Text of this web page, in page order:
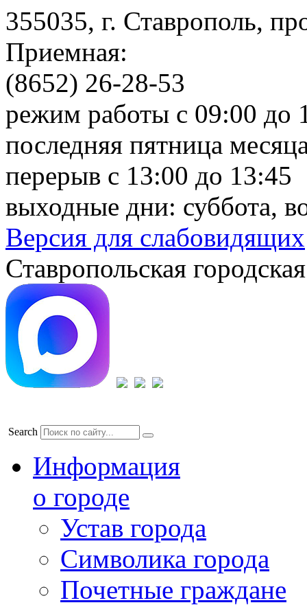
355035, г. Ставрополь,
Приемная:
(8652) 26-28-53
режим работы с 09:00 до
последняя пятница
перерыв с 13:00 до 13:45
выходные дни: суббота,
Версия для слабовидящих
Ставропольская
Search
Информация
о городе
Устав города
Символика города
Почетные граждане